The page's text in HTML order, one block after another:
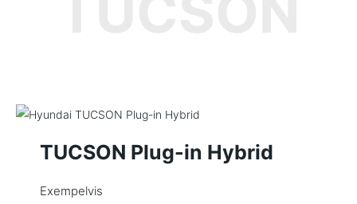
TUCSON Plug-in Hybrid
Exempelvis